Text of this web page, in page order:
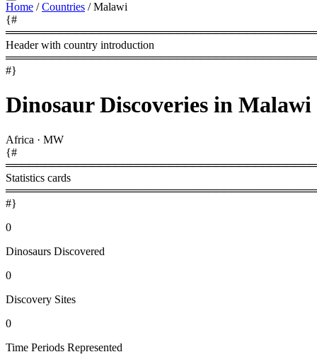
Home / Countries / Malawi
{#
Header with country introduction
#}
Dinosaur Discoveries in Malawi
Africa · MW
{#
Statistics cards
#}
0
Dinosaurs Discovered
0
Discovery Sites
0
Time Periods Represented